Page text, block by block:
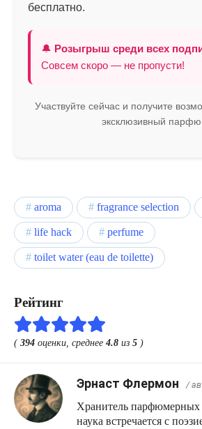
бесплатно.
🔔 Розыгрыш среди всех
Совсем скоро — не пропусти!
Участвуйте сейчас и получите
эксклюзивный
aroma fragrance selection
life hack
perfume
toilet water (eau de toilette)
Рейтинг
(394 оценки, среднее 4.8 из 5 )
Эрнаст Флермон /
Хранитель парфюмерных
наука встречается с